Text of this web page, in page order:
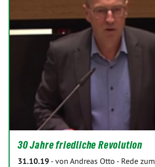
30 Jahre friedliche Revolution
31.10.19 - von Andreas Otto - Rede zum